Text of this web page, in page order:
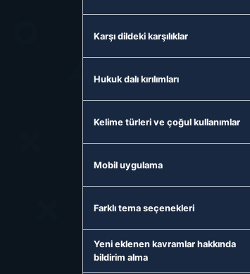
Karşı dildeki karşılıklar
Hukuk dalı kırılımları
Kelime türleri ve çoğul kullanımlar
Mobil uygulama
Farklı tema seçenekleri
Yeni eklenen kavramlar hakkında
bildirim alma